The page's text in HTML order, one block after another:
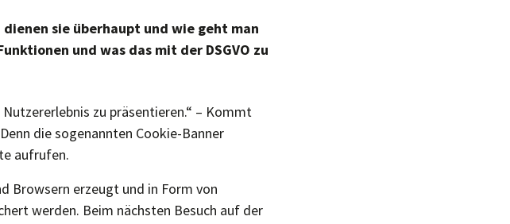
sie überhaupt und wie geht man
und was das mit der DSGVO zu
zu präsentieren.“ – Kommt
die sogenannten Cookie-Banner
aufrufen.
Browsern erzeugt und in Form von
werden. Beim nächsten Besuch auf der